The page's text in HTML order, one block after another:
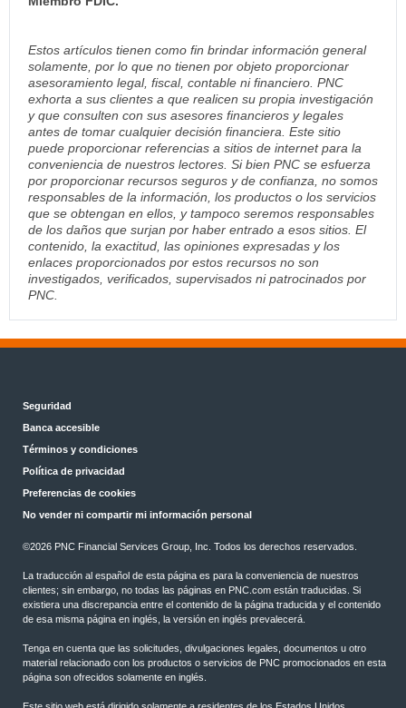
Estos artículos tienen como fin brindar información general
solamente, por lo que no tienen por objeto proporcionar
asesoramiento legal, fiscal, contable ni financiero. PNC
exhorta a sus clientes a que realicen su propia investigación
y que consulten con sus asesores financieros y legales
antes de tomar cualquier decisión financiera. Este sitio
puede proporcionar referencias a sitios de internet para la
conveniencia de nuestros lectores. Si bien PNC se esfuerza
por proporcionar recursos seguros y de confianza, no somos
responsables de la información, los productos o los servicios
que se obtengan en ellos, y tampoco seremos responsables
de los daños que surjan por haber entrado a esos sitios. El
contenido, la exactitud, las opiniones expresadas y los
enlaces proporcionados por estos recursos no son
investigados, verificados, supervisados ni patrocinados por
PNC.
Seguridad
Banca accesible
Términos y condiciones
Política de privacidad
Preferencias de cookies
No vender ni compartir mi información personal
©2026 PNC Financial Services Group, Inc. Todos los derechos reservados.
La traducción al español de esta página es para la conveniencia de nuestros
clientes; sin embargo, no todas las páginas en PNC.com están traducidas. Si
existiera una discrepancia entre el contenido de la página traducida y el contenido
de esa misma página en inglés, la versión en inglés prevalecerá.
Tenga en cuenta que las solicitudes, divulgaciones legales, documentos u otro
material relacionado con los productos o servicios de PNC promocionados en esta
página son ofrecidos solamente en inglés.